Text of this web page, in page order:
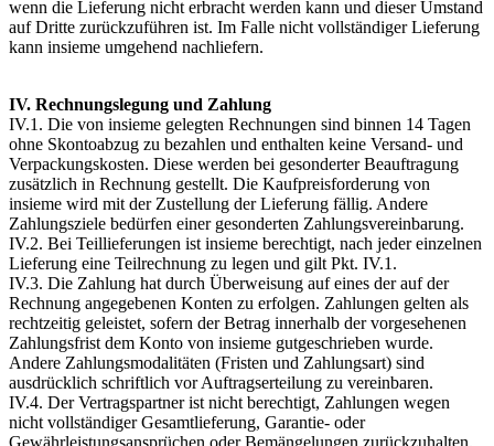
wenn die Lieferung nicht erbracht werden kann und dieser Umstand
auf Dritte zurückzuführen ist. Im Falle nicht vollständiger Lieferung
kann insieme umgehend nachliefern.
IV. Rechnungslegung und Zahlung
IV.1. Die von insieme gelegten Rechnungen sind binnen 14 Tagen
ohne Skontoabzug zu bezahlen und enthalten keine Versand- und
Verpackungskosten. Diese werden bei gesonderter Beauftragung
zusätzlich in Rechnung gestellt. Die Kaufpreisforderung von
insieme wird mit der Zustellung der Lieferung fällig. Andere
Zahlungsziele bedürfen einer gesonderten Zahlungsvereinbarung.
IV.2. Bei Teillieferungen ist insieme berechtigt, nach jeder einzelnen
Lieferung eine Teilrechnung zu legen und gilt Pkt. IV.1.
IV.3. Die Zahlung hat durch Überweisung auf eines der auf der
Rechnung angegebenen Konten zu erfolgen. Zahlungen gelten als
rechtzeitig geleistet, sofern der Betrag innerhalb der vorgesehenen
Zahlungsfrist dem Konto von insieme gutgeschrieben wurde.
Andere Zahlungsmodalitäten (Fristen und Zahlungsart) sind
ausdrücklich schriftlich vor Auftragserteilung zu vereinbaren.
IV.4. Der Vertragspartner ist nicht berechtigt, Zahlungen wegen
nicht vollständiger Gesamtlieferung, Garantie- oder
Gewährleistungsansprüchen oder Bemängelungen zurückzuhalten.